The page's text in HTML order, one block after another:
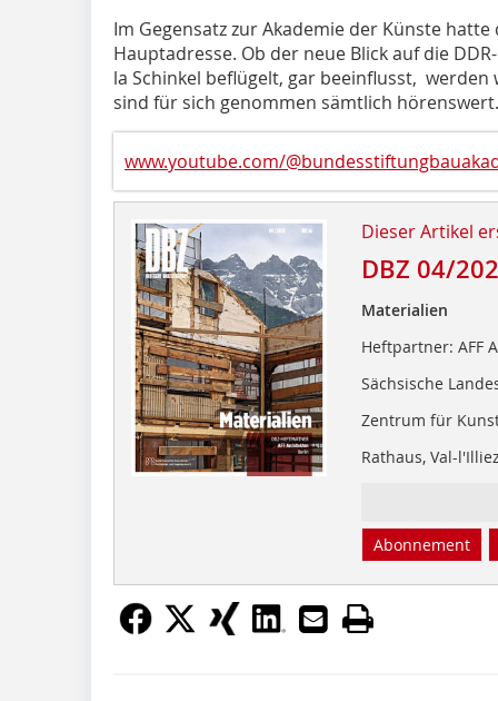
Im Gegensatz zur Akademie der Künste
Hauptadresse. Ob der neue Blick auf die
la Schinkel beflügelt, gar beeinflusst,
sind für sich genommen sämtlich hörenswert.
www.youtube.com/
Dieser Artikel
DBZ 04/
Materialien
Heftpartner: AFF
Sächsische
Zentrum für
Rathaus, Val-
Abonnement